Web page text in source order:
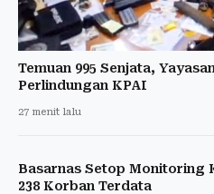
Temuan 995 Senjata,
Perlindungan KPAI
27 menit lalu
Basarnas Setop Monitoring
238 Korban Terdata